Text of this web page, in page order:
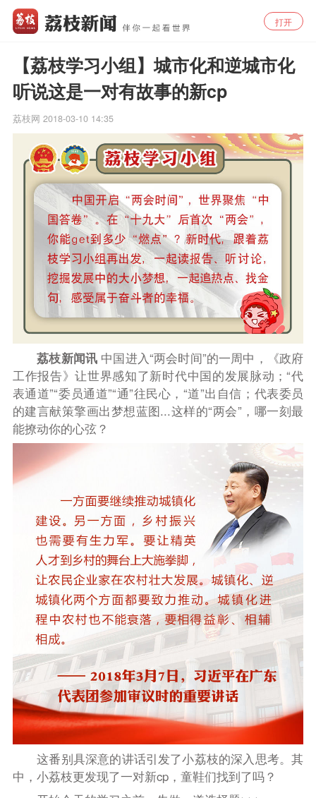
打开
【荔枝学习小组】城市化和逆城市化
听说这是一对有故事的新cp
荔枝网 2018-03-10 14:35
荔枝新闻讯 中国进入“两会时间”的一周中，
《政府
工作报告》让世界感知了新时代中国的发展脉动；“代
表通道”“委员通道”“通”往民心，“道”出自信；代表委员
的建言献策擎画出梦想蓝图...这样的“两会”，哪一刻最
能撩动你的心弦？
这番别具深意的讲话引发了小荔枝的深入思考。其
中，小荔枝更发现了一对新cp，童鞋们找到了吗？